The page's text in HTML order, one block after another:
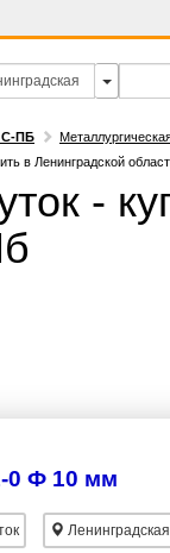
С-ПБ
в Ленинградской
-
0 Ф 10 мм
Ленинградская